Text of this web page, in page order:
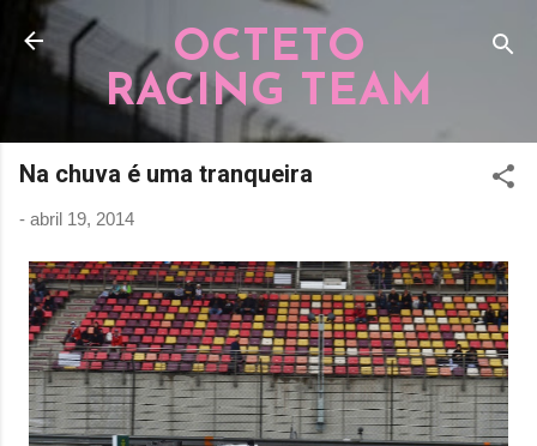
Pular para o conteúdo principal
OCTETO
RACING TEAM
Na chuva é uma tranqueira
- abril 19, 2014